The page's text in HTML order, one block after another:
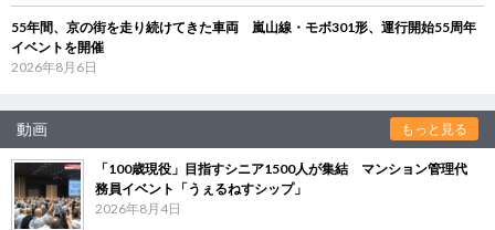
55年間、京の街を走り続けてきた車両 嵐山線・モボ301形、運行開始55周年
イベントを開催
2026年8月6日
動画 もっと見る
「100歳現役」目指すシニア1500人が集結 マンション管理代
務員イベント「うぇるねすシップ」
2026年8月4日